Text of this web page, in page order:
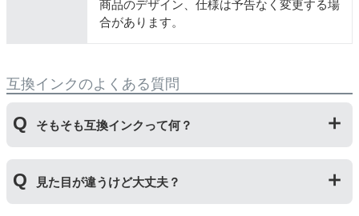
商品のデザイン、仕様は予告なく変更する場
合があります。
互換インクのよくある質問
そもそも互換インクって何？
いる互換品です。サードパーティ製や社外品などとも言
われます。開発コストが低いため純正品よりも安価でご
見た目が違うけど大丈夫？